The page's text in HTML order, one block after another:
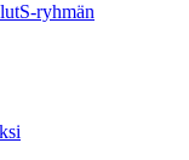
S-ryhmän